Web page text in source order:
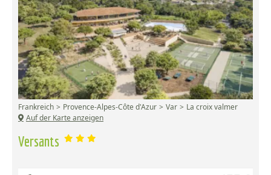
Versants
Frankreich Provence-Alpes-Côte d'Azur Var
La croix valmer
Auf der Karte anzeigen